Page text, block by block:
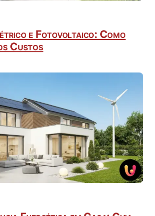
e Fotovoltaico: Como
Custos